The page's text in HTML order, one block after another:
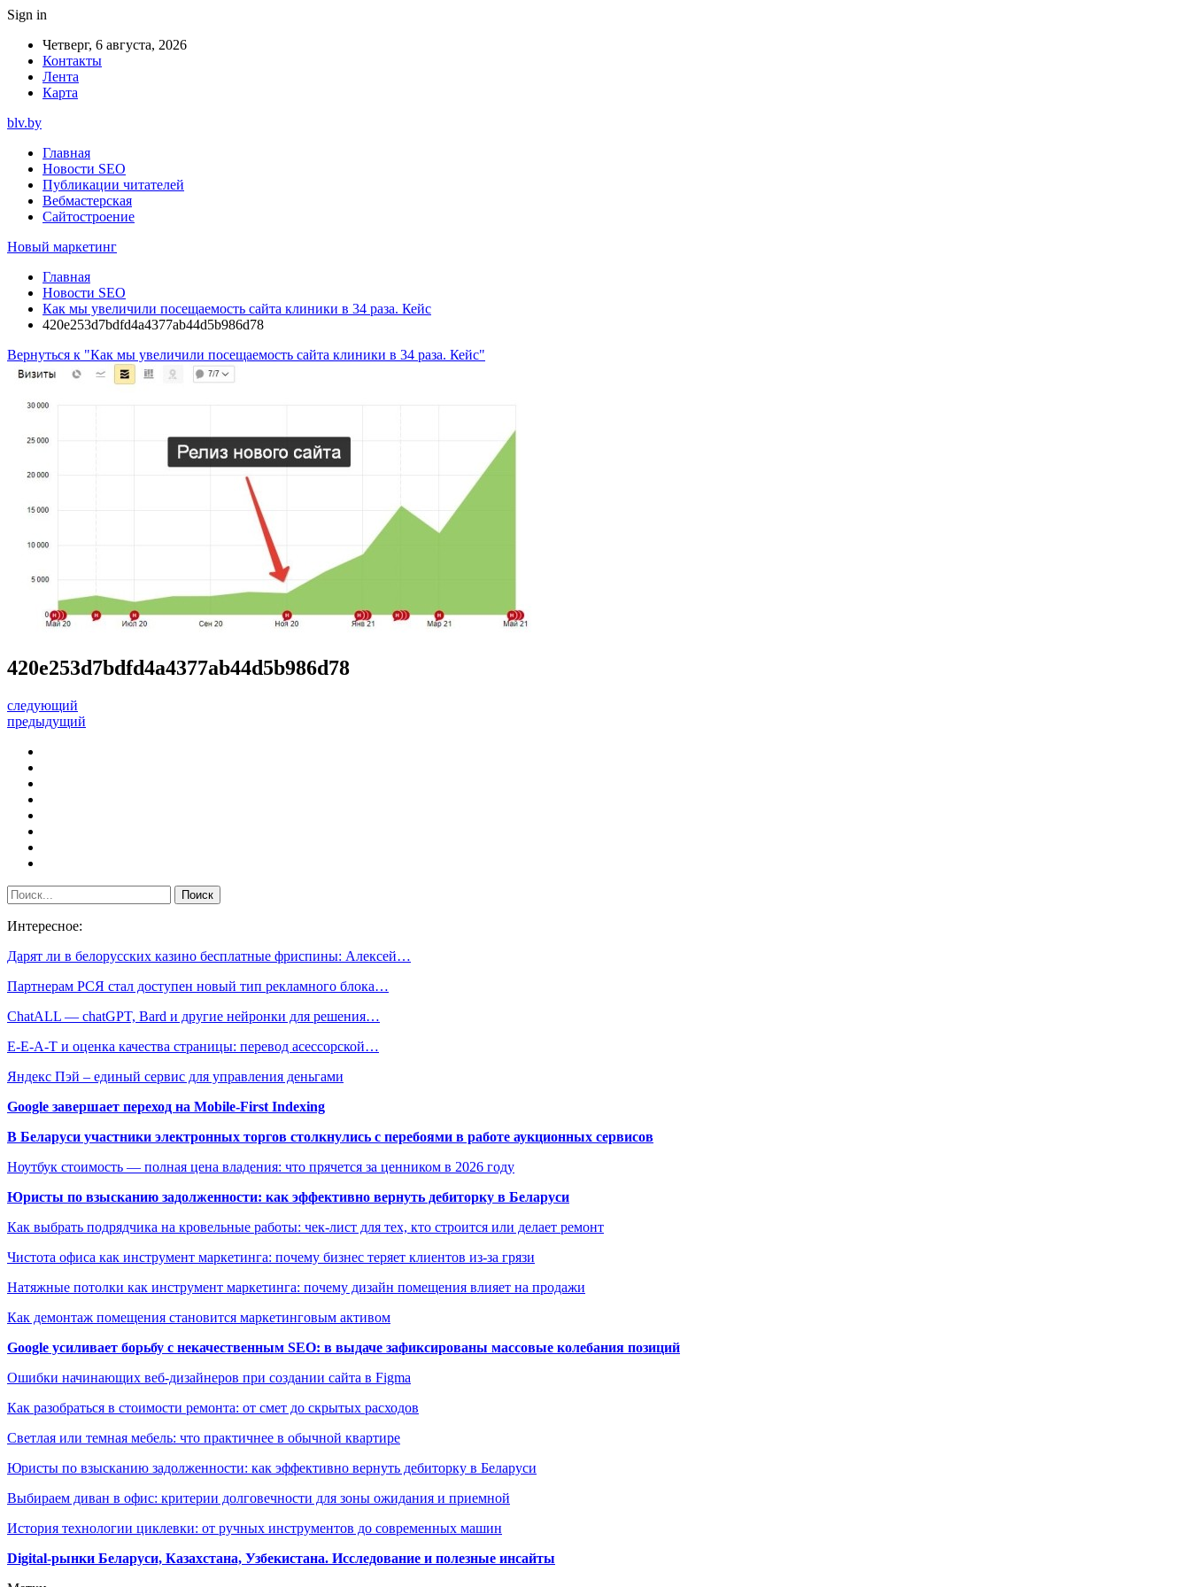
Sign in
Четверг, 6 августа, 2026
Контакты
Лента
Карта
blv.by
Главная
Новости SEO
Публикации читателей
Вебмастерская
Сайтостроение
Новый маркетинг
Главная
Новости SEO
Как мы увеличили посещаемость сайта клиники в 34 раза. Кейс
420e253d7bdfd4a4377ab44d5b986d78
Вернуться к "Как мы увеличили посещаемость сайта клиники в 34 раза. Кейс"
420e253d7bdfd4a4377ab44d5b986d78
следующий
предыдущий
Интересное:
Дарят ли в белорусских казино бесплатные фриспины: Алексей…
Партнерам РСЯ стал доступен новый тип рекламного блока…
ChatALL — chatGPT, Bard и другие нейронки для решения…
E-E-A-T и оценка качества страницы: перевод асессорской…
Яндекс Пэй – единый сервис для управления деньгами
Google завершает переход на Mobile-First Indexing
В Беларуси участники электронных торгов столкнулись с перебоями в работе аукционных сервисов
Ноутбук стоимость — полная цена владения: что прячется за ценником в 2026 году
Юристы по взысканию задолженности: как эффективно вернуть дебиторку в Беларуси
Как выбрать подрядчика на кровельные работы: чек-лист для тех, кто строится или делает ремонт
Чистота офиса как инструмент маркетинга: почему бизнес теряет клиентов из-за грязи
Натяжные потолки как инструмент маркетинга: почему дизайн помещения влияет на продажи
Как демонтаж помещения становится маркетинговым активом
Google усиливает борьбу с некачественным SEO: в выдаче зафиксированы массовые колебания позиций
Ошибки начинающих веб-дизайнеров при создании сайта в Figma
Как разобраться в стоимости ремонта: от смет до скрытых расходов
Светлая или темная мебель: что практичнее в обычной квартире
Юристы по взысканию задолженности: как эффективно вернуть дебиторку в Беларуси
Выбираем диван в офис: критерии долговечности для зоны ожидания и приемной
История технологии циклевки: от ручных инструментов до современных машин
Digital-рынки Беларуси, Казахстана, Узбекистана. Исследование и полезные инсайты